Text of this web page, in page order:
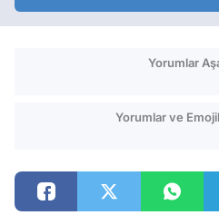
Yorumlar
Yorumlar ve